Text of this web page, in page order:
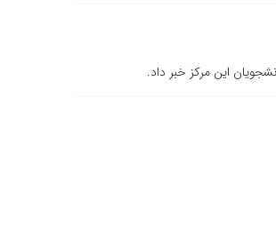
این مرکز خبر داد.